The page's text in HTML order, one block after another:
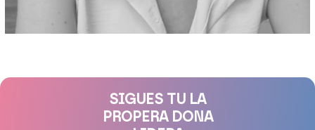
SIGUES TU LA
PROPERA DONA